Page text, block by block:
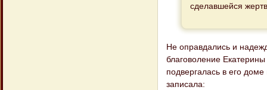
сделавшейся
Не оправдались и
благоволение
подвергалась в его
записала: